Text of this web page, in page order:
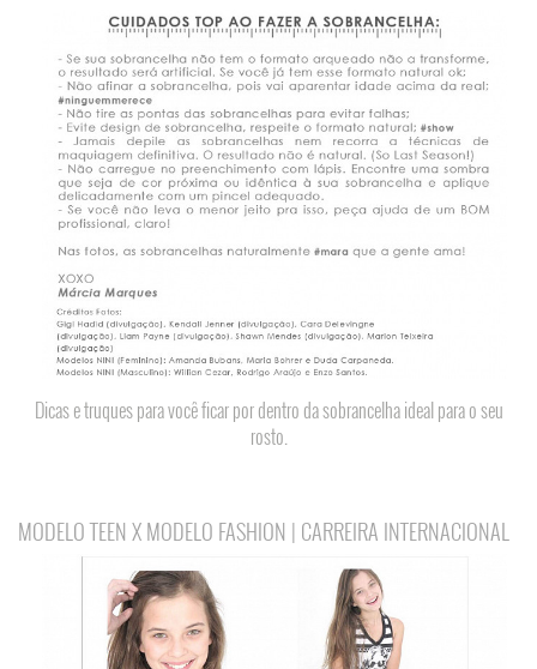
Dicas e truques para você ficar por dentro da sobrancelha ideal para o seu
rosto.
MODELO TEEN X MODELO FASHION | CARREIRA INTERNACIONAL